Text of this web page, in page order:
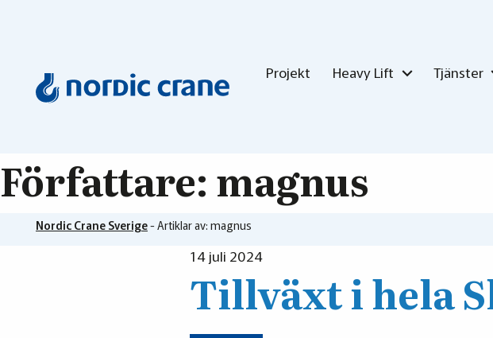
Projekt Heavy Lift Tjänster
Författare:magnus
Nordic Crane Sverige-Artiklar av: magnus
14 juli 2024
Tillväxt i hela